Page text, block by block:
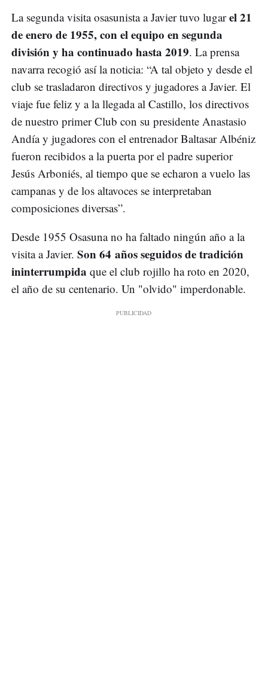
La segunda visita osasunista a Javier tuvo lugarel 21
de enero de 1955, con el equipo en segunda
división y ha continuado hasta 2019. La prensa
navarra recogió así la noticia: “A tal objeto y desde el
club se trasladaron directivos y jugadores a Javier. El
viaje fue feliz y a la llegada al Castillo, los directivos
de nuestro primer Club con su presidente Anastasio
Andía y jugadores con el entrenador Baltasar Albéniz
fueron recibidos a la puerta por el padre superior
Jesús Arboniés, al tiempo que se echaron a vuelo las
campanas y de los altavoces se interpretaban
composiciones diversas”.
Desde 1955 Osasuna no ha faltado ningún año a la
visita a Javier. Son 64 años seguidos de tradición
ininterrumpida que el club rojillo ha roto en 2020,
el año de su centenario. Un "olvido" imperdonable.